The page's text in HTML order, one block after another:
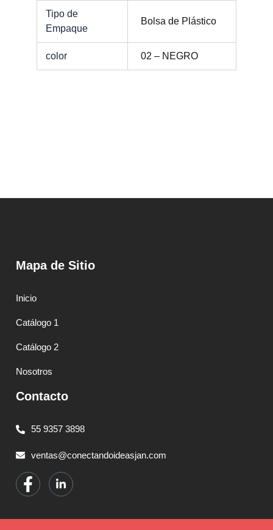
Tipo de
Empaque
Bolsa de Plástico
color 02 – NEGRO
Mapa de Sitio
Inicio
Catálogo 1
Catálogo 2
Nosotros
Contacto
55 9357 3898
ventas@conectandoideasjan.com